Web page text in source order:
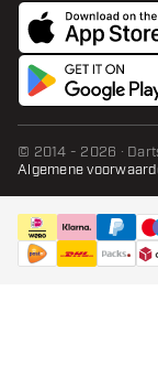
© 2014 - 2026 ·
Algemene